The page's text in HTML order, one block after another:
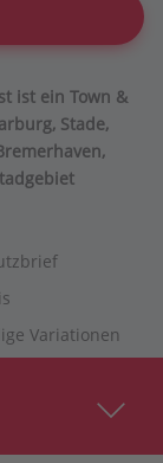
ist ein Town &
Stade,
Variationen